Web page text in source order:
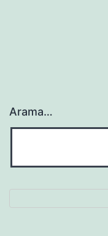
Arama…